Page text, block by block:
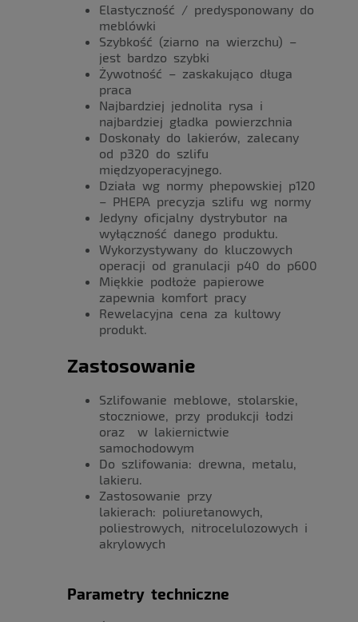
Elastyczność / predysponowany do
meblówki
Szybkość (ziarno na wierzchu) –
jest bardzo szybki
Żywotność – zaskakująco długa
praca
Najbardziej jednolita rysa i
najbardziej gładka powierzchnia
Doskonały do lakierów, zalecany
od p320 do szlifu
międzyoperacyjnego.
Działa wg normy phepowskiej p120
– PHEPA precyzja szlifu wg normy
Jedyny oficjalny dystrybutor na
wyłączność danego produktu.
Wykorzystywany do kluczowych
operacji od granulacji p40 do p600
Miękkie podłoże papierowe
zapewnia komfort pracy
Rewelacyjna cena za kultowy
produkt.
Zastosowanie
Szlifowanie meblowe, stolarskie,
stoczniowe, przy produkcji łodzi
oraz w lakiernictwie
samochodowym
Do szlifowania: drewna, metalu,
lakieru.
Zastosowanie przy
lakierach: poliuretanowych,
poliestrowych, nitrocelulozowych i
akrylowych
Parametry techniczne